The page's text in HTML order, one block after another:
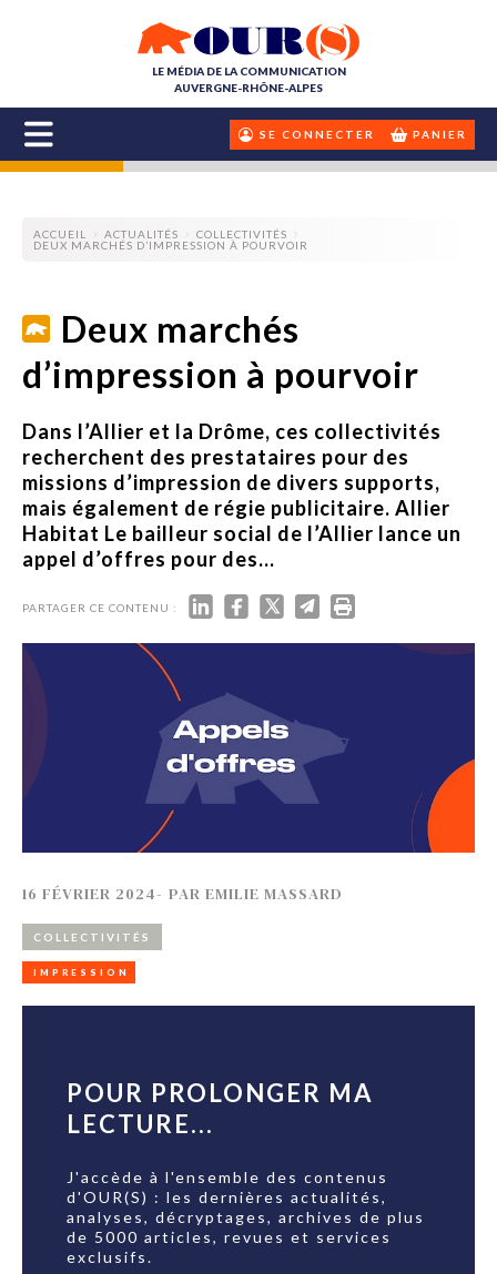
LE MÉDIA DE LA COMMUNICATION
AUVERGNE-RHÔNE-ALPES
SE CONNECTER PANIER
ACCUEIL ACTUALITÉS
COLLECTIVITÉS
DEUX MARCHÉS D’IMPRESSION À POURVOIR
Deux marchés
d’impression à pourvoir
Dans l’Allier et la Drôme, ces collectivités
recherchent des prestataires pour des
missions d’impression de divers supports,
mais également de régie publicitaire. Allier
Habitat Le bailleur social de l’Allier lance un
appel d’offres pour des...
PARTAGER CE CONTENU :
16 FÉVRIER 2024- PAR EMILIE MASSARD
COLLECTIVITÉS
IMPRESSION
POUR PROLONGER MA
LECTURE...
J'accède à l'ensemble des contenus
d'OUR(S) : les dernières actualités,
analyses, décryptages, archives de plus
de 5000 articles, revues et services
exclusifs.